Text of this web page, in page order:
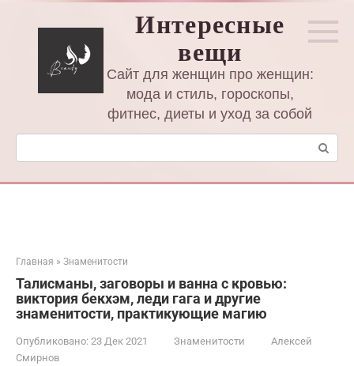
Интересные
вещи
Сайт для женщин про женщин:
мода и стиль, гороскопы,
фитнес, диеты и уход за собой
Поиск:
Главная » Знаменитости
Талисманы, заговоры и ванна с кровью:
виктория бекхэм, леди гага и другие
знаменитости, практикующие магию
Опубликовано: 23 Дек 2021 Знаменитости
Алексей
Смирнов